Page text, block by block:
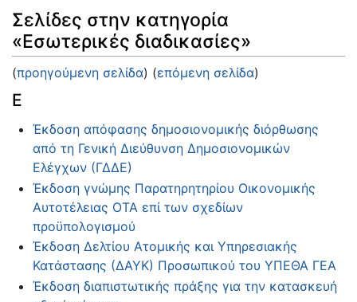
Μετάβαση σε: αναζήτηση
Σελίδες στην κατηγορία
«Εσωτερικές διαδικασίες»
(προηγούμενη σελίδα) (επόμενη σελίδα)
Ε
Έκδοση απόφασης δημοσιονομικής διόρθωσης
από τη Γενική Διεύθυνση Δημοσιονομικών
Ελέγχων (ΓΔΔΕ)
Έκδοση γνώμης Παρατηρητηρίου Οικονομικής
Αυτοτέλειας ΟΤΑ επί των σχεδίων
προϋπολογισμού
Έκδοση Δελτίου Ατομικής και Υπηρεσιακής
Κατάστασης (ΔΑΥΚ) Προσωπικού του ΥΠΕΘΑ ΓΕΑ
Έκδοση διαπιστωτικής πράξης για την κατασκευή